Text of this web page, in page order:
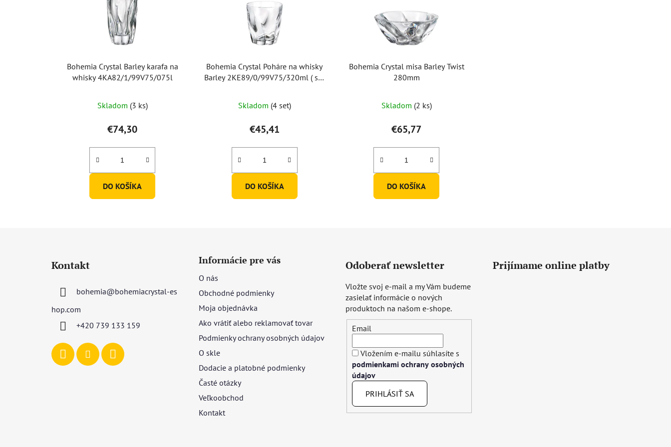
Bohemia Crystal Barley karafa na
whisky 4KA82/1/99V75/075l
Skladom (3 ks)
€74,30
DO KOŠÍKA
Bohemia Crystal Poháre na whisky
Barley 2KE89/0/99V75/320ml ( set
hodnotenie
produktu
je
5,0
z
hviezdičiek.
Skladom (4 set)
€45,41
DO KOŠÍKA
Bohemia Crystal misa Barley Twist
280mm
Skladom (2 ks)
€65,77
DO KOŠÍKA
Kontakt
bohemia@bohemiacrystal-es
hop.com
+420 739 133 159
Informácie pre vás
O nás
Obchodné podmienky
Moja objednávka
Ako vrátiť alebo reklamovať tovar
Podmienky ochrany osobných údajov
O skle
Dodacie a platobné podmienky
Časté otázky
Veľkoobchod
Kontakt
Odoberať newsletter
Vložte svoj e-mail a my Vám budeme
zasielať informácie o nových
produktoch na našom e-shope.
Email
Vložením e-mailu súhlasíte s
podmienkami ochrany osobných
údajov
PRIHLÁSIŤ SA
Prijímame online platby